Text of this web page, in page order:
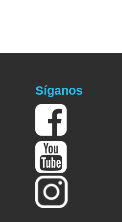
Síganos